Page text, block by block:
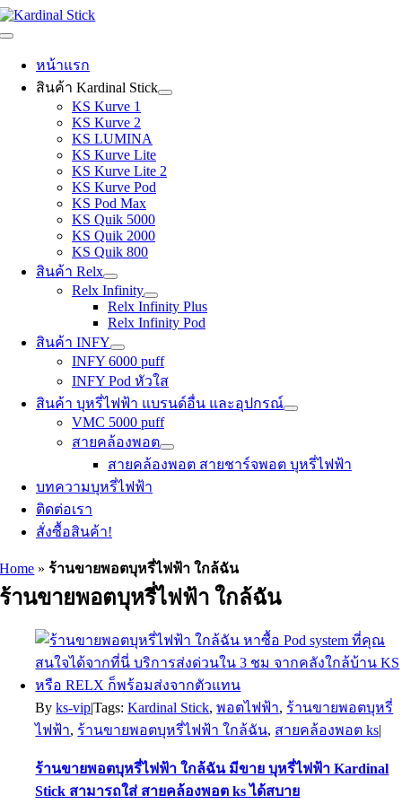
Skip
to
Toggle
Navigation
หน้าแรก
สินค้า Kardinal Stick
KS Kurve 1
KS Kurve 2
KS LUMINA
KS Kurve Lite
KS Kurve Lite 2
KS Kurve Pod
KS Pod Max
KS Quik 5000
KS Quik 2000
KS Quik 800
สินค้า Relx
Relx Infinity
Relx Infinity Plus
Relx Infinity Pod
สินค้า INFY
INFY 6000 puff
INFY Pod หัวใส
สินค้า บุหรี่ไฟฟ้า แบรนด์อื่น และอุปกรณ์
VMC 5000 puff
สายคล้องพอต
สายคล้องพอต สายชาร์จพอต บุหรี่ไฟฟ้า
บทความบุหรี่ไฟฟ้า
ติดต่อเรา
สั่งซื้อสินค้า!
Home »ร้านขายพอตบุหรี่ไฟฟ้า ใกล้ฉัน
ร้านขายพอตบุหรี่ไฟฟ้า ใกล้ฉัน
Byks-vip|Tags:Kardinal Stick,พอตไฟฟ้า, ร้านขายพอตบุหรี่
ไฟฟ้า, ร้านขายพอตบุหรี่ไฟฟ้า ใกล้ฉัน, สายคล้องพอต ks|
ร้านขายพอตบุหรี่ไฟฟ้า ใกล้ฉัน มีขาย บุหรี่ไฟฟ้า Kardinal
Stick สามารถใส่ สายคล้องพอต ks ได้สบาย